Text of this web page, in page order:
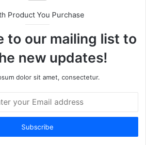
Product You Purchase
to our mailing list to
new updates!
dolor sit amet, consectetur.